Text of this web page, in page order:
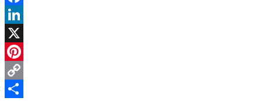
Facebook
LinkedIn
X
Pinterest
Copy